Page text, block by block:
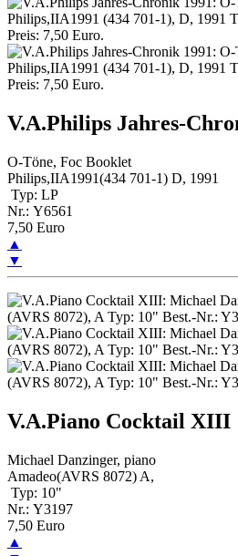
V.A.Philips Jahres-
O-Töne, Foc Booklet
Philips,IIA1991(434 701-1) D, 1991
Typ: LP
Nr.: Y6561
7,50 Euro
▲
▼
V.A.Piano Cocktail XIII
Michael Danzinger, piano
Amadeo(AVRS 8072) A,
Typ: 10"
Nr.: Y3197
7,50 Euro
▲